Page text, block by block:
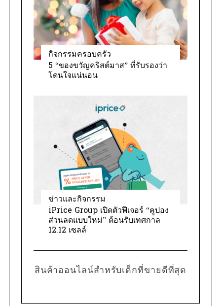
กิจกรรมครอบครัว
5 “ของขวัญคริสต์มาส” ที่รับรองว่า
โดนใจแน่นอน
ข่าวและกิจกรรม
iPrice Group เปิดตัวฟีเจอร์ “คูปอง
ส่วนลดแบบใหม่” ต้อนรับเทศกาล
12.12 เซลล์
สินค้าออนไลน์สำหรับเด็กที่ขายดีที่สุด